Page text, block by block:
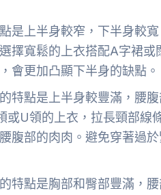
是上半身較窄，下半身較
擇寬鬆的上衣搭配A字裙或
會更加凸顯下半身的缺點。
特點是上半身較豐滿，腰
或U領的上衣，拉長頸部線
腹部的肉肉。避免穿著過
特點是胸部和臀部豐滿，